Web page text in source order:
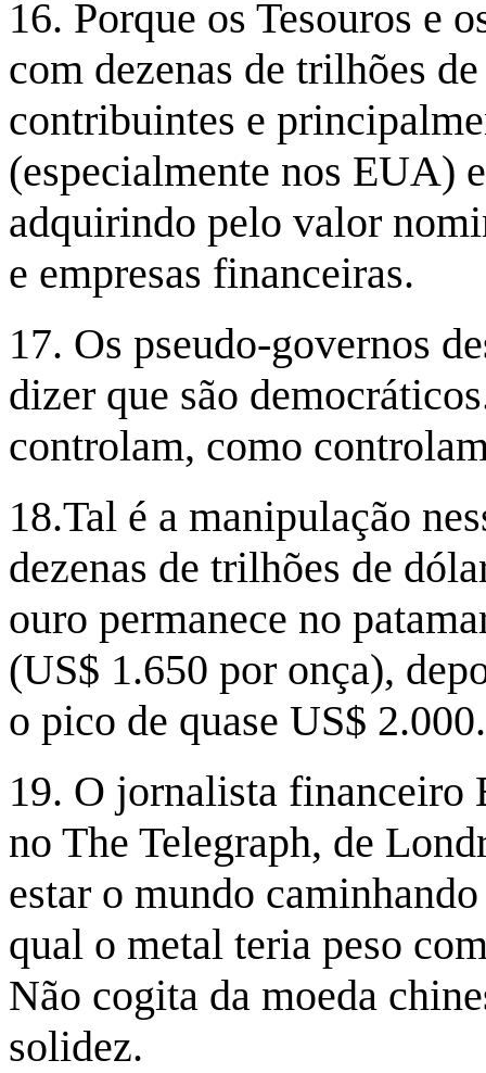
16. Porque os Tesouros e
com dezenas de trilhões
contribuintes e
(especialmente nos EUA)
adquirindo pelo valor
e empresas financeiras.
17. Os pseudo-governos
dizer que são
controlam, como
18.Tal é a manipulação
dezenas de trilhões de
ouro permanece no
(US$ 1.650 por onça),
o pico de quase US$ 2.000.
19. O jornalista financeiro
no The Telegraph, de
estar o mundo
qual o metal teria peso
Não cogita da moeda
solidez.